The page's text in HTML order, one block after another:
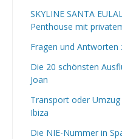
SKYLINE SANTA
Penthouse mit
Fragen und Antworten
Die 20 schönsten
Joan
Transport oder
Ibiza
Die NIE-Nummer in